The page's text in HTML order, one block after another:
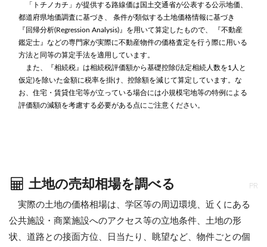
「トチノカチ」が提供する路線価は国土交通省が公表する公示地価、
都道府県地価調査に基づき、 条件が類似する土地価格情報に基づき
『回帰分析(Regression Analysis)』を用いて算定したもので、 『不動産
鑑定士』などの専門家が実際に不動産物件の価格査定を行う際に用いる
方法と同等の算定手法を適用しています。
また、『相続税』は相続税評価額から基礎控除(法定相続人数を1人と
仮定)を除いた金額に税率を掛け、控除額を減じて算定しています。な
お、住宅・賃貸住宅等が立っている場合には小規模宅地等の特例による
評価額の減額を考慮する必要がある点にご注意ください。
土地の売却相場を調べる PR
実際の土地の価格相場は、学区等の周辺環境、近くにある
公共施設・商業施設へのアクセス等の立地条件、土地の形
状、道路との接面方位、日当たり、眺望など、物件ごとの個